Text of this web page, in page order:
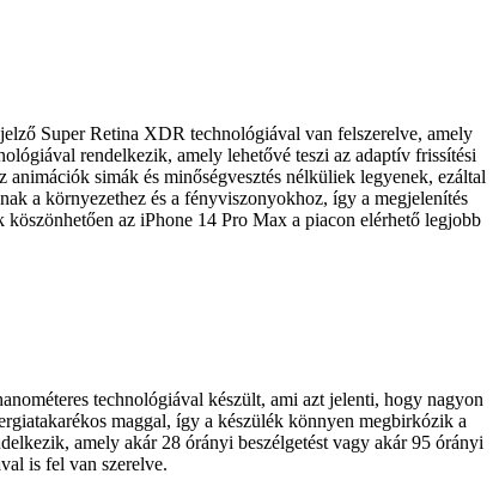
Super Retina XDR technológiával van felszerelve, amely
rendelkezik, amely lehetővé teszi az adaptív frissítési
simák és minőségvesztés nélküliek legyenek, ezáltal
a környezethez és a fényviszonyokhoz, így a megjelenítés
az iPhone 14 Pro Max a piacon elérhető legjobb
technológiával készült, ami azt jelenti, hogy nagyon
maggal, így a készülék könnyen megbirkózik a
amely akár 28 órányi beszélgetést vagy akár 95 órányi
is fel van szerelve.